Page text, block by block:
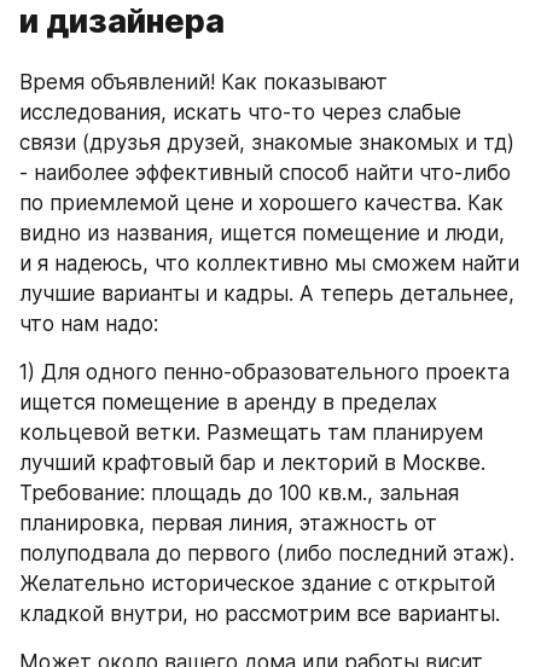
и дизайнера
Время объявлений! Как показывают
исследования, искать что-то через слабые
связи (друзья друзей, знакомые знакомых и тд)
- наиболее эффективный способ найти что-либо
по приемлемой цене и хорошего качества. Как
видно из названия, ищется помещение и люди,
и я надеюсь, что коллективно мы сможем найти
лучшие варианты и кадры. А теперь детальнее,
что нам надо:
1) Для одного пенно-образовательного проекта
ищется помещение в аренду в пределах
кольцевой ветки. Размещать там планируем
лучший крафтовый бар и лекторий в Москве.
Требование: площадь до 100 кв.м., зальная
планировка, первая линия, этажность от
полуподвала до первого (либо последний этаж).
Желательно историческое здание с открытой
кладкой внутри, но рассмотрим все варианты.
Может около вашего дома или работы висит